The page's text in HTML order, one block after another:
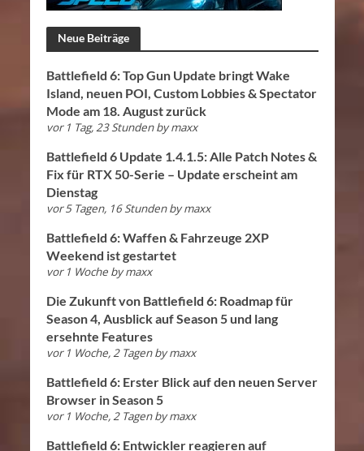
Neue Beiträge
Battlefield 6: Top Gun Update bringt Wake
Island, neuen POI, Custom Lobbies & Spectator
Mode am 18. August zurück
vor 1 Tag, 23 Stunden bymaxx
Battlefield 6 Update 1.4.1.5: Alle Patch Notes &
Fix für RTX 50-Serie – Update erscheint am
Dienstag
vor 5 Tagen, 16 Stunden bymaxx
Battlefield 6: Waffen & Fahrzeuge 2XP
Weekend ist gestartet
vor 1 Woche bymaxx
Die Zukunft von Battlefield 6: Roadmap für
Season 4, Ausblick auf Season 5 und lang
ersehnte Features
vor 1 Woche, 2 Tagen bymaxx
Battlefield 6: Erster Blick auf den neuen Server
Browser in Season 5
vor 1 Woche, 2 Tagen bymaxx
Battlefield 6: Entwickler reagieren auf